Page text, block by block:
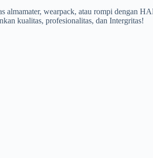
almamater, wearpack, atau rompi
kualitas, profesionalitas, dan Intergritas!